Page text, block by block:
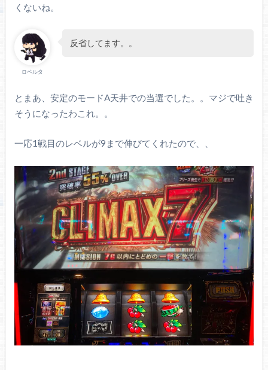
くないね。
ロベルタ
反省してます。。
とまあ、安定のモードA天井での当選でした。。マジで吐き
そうになったわこれ。。
一応1戦目のレベルが9まで伸びてくれたので、、